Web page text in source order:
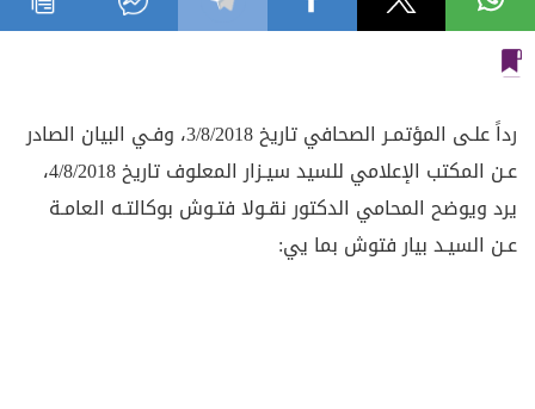
رداً علـى المؤتمـر الصحافي تاريخ 3/8/2018، وفـي البيان الصادر
عـن المكتب الإعلامي للسيد سيـزار المعلوف تاريخ 4/8/2018،
يرد ويوضح المحامي الدكتور نقـولا فتـوش بوكالتـه العامـة
عـن السيـد بيار فتوش بما يي: